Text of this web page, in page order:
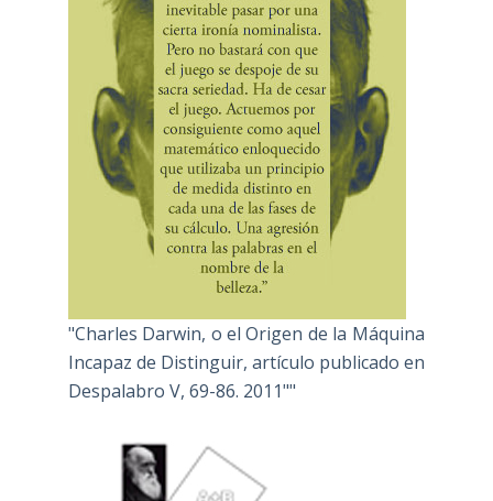
"Charles Darwin, o el Origen de la Máquina
Incapaz de Distinguir, artículo publicado en
Despalabro V, 69-86. 2011""